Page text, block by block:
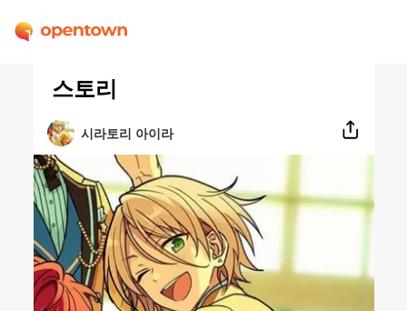
스토리
시라토리 아이라